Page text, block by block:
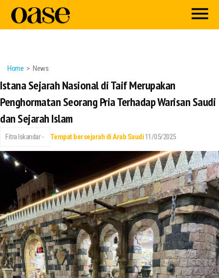
Home News
Istana Sejarah Nasional di Taif Merupakan
Penghormatan Seorang Pria Terhadap Warisan Saudi
dan Sejarah Islam
Fitra Iskandar - Tempat bersejarah di Arab Saudi 11/05/2025